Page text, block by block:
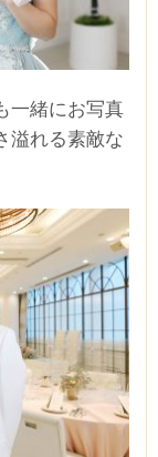
一緒にお写真
溢れる素敵な